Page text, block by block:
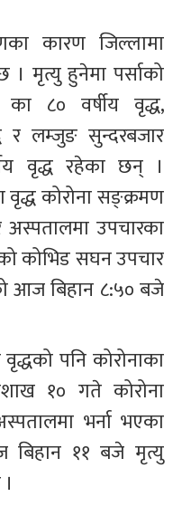
कारण जिल्लामा
मृत्यु हुनेमा पर्साको
का ८० वर्षीय वृद्ध,
र लम्जुङ सुन्दरबजार
वृद्ध रहेका छन् ।
कोरोना सङ्क्रमण
उपचारका
कोभिड सघन उपचार
आज बिहान ८:५० बजे
पनि कोरोनाका
१० गते कोरोना
भर्ना भएका
बिहान ११ बजे मृत्यु